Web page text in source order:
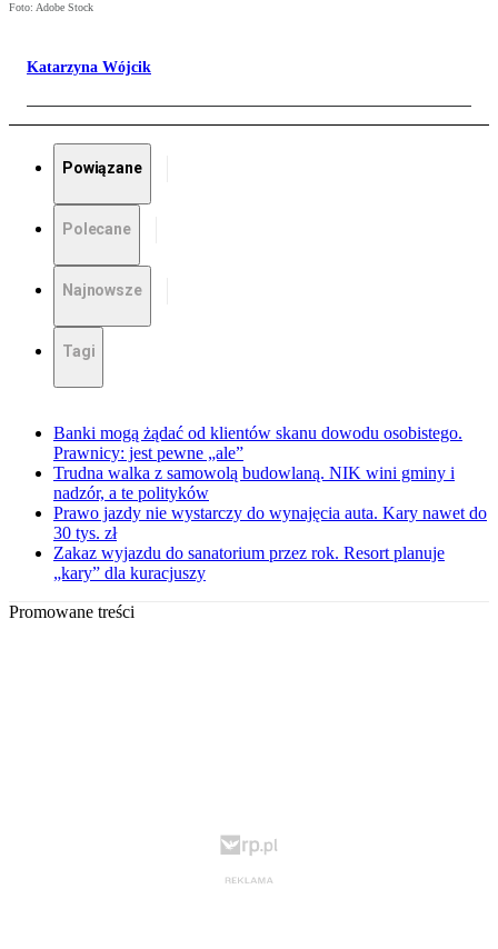
Foto: Adobe Stock
Katarzyna Wójcik
Powiązane
Polecane
Najnowsze
Tagi
Banki mogą żądać od klientów skanu dowodu osobistego.
Prawnicy: jest pewne „ale”
Trudna walka z samowolą budowlaną. NIK wini gminy i
nadzór, a te polityków
Prawo jazdy nie wystarczy do wynajęcia auta. Kary nawet do
30 tys. zł
Zakaz wyjazdu do sanatorium przez rok. Resort planuje
„kary” dla kuracjuszy
Promowane treści